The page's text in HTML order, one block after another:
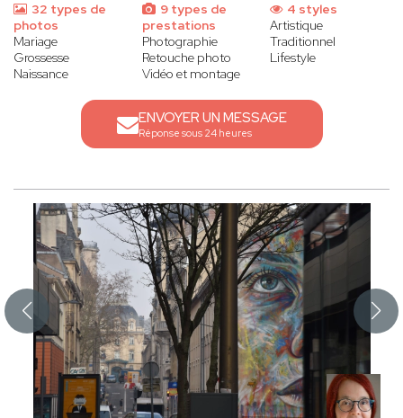
32 types de
photos
Mariage
Grossesse
Naissance
9 types de
prestations
Photographie
Retouche photo
Vidéo et montage
4 styles
Artistique
Traditionnel
Lifestyle
ENVOYER UN MESSAGE
Réponse sous 24 heures